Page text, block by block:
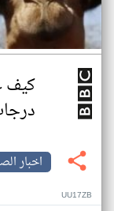
كيف
اخبار
UU17ZB